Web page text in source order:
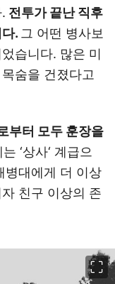
전투가 끝난 직후
. 그 어떤 병사보
습니다. 많은 미
숨을 건졌다고
부터 모두 훈장을
‘상사‘ 계급으
병대에게 더 이상
친구 이상의 존